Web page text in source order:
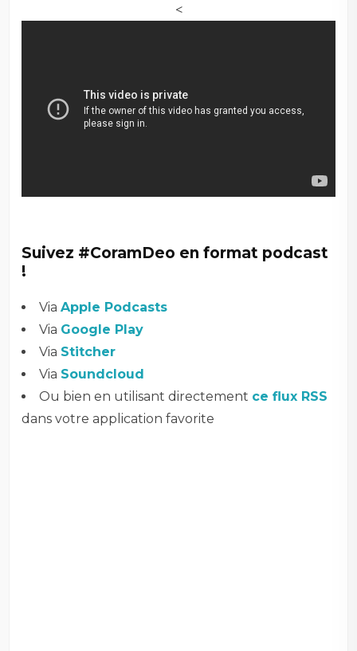
<
Suivez #CoramDeo en format podcast
!
ViaApple Podcasts
Via Google Play
Via Stitcher
Via Soundcloud
Ou bien en utilisant directement ce flux RSS
dans votre application favorite